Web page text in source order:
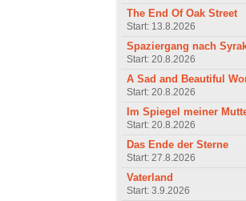
The End Of Oak Street
Start: 13.8.2026
Spaziergang nach
Start: 20.8.2026
A Sad and Beautiful
Start: 20.8.2026
Im Spiegel meiner
Start: 20.8.2026
Das Ende der Sterne
Start: 27.8.2026
Vaterland
Start: 3.9.2026